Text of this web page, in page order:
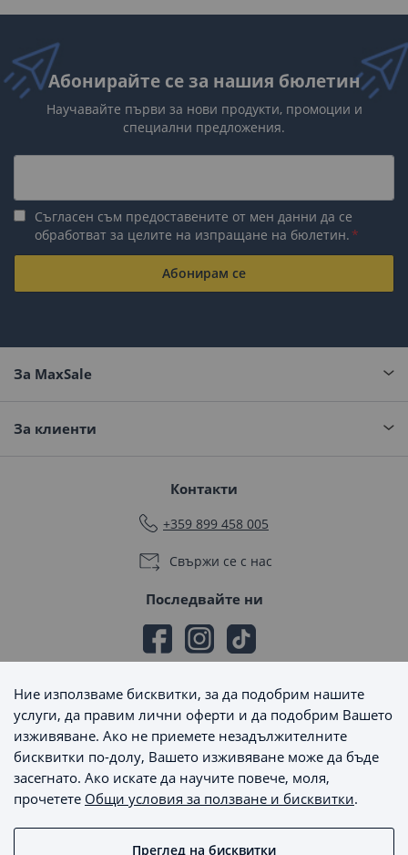
Абонирайте се за нашия бюлетин
Научавайте първи за нови продукти, промоции и
специални предложения.
Съгласен съм предоставените от мен данни да се
обработват за целите на изпращане на бюлетин.
Абонирам се
За MaxSale
За клиенти
Контакти
+359 899 458 005
Свържи се с нас
Последвайте ни
Начини на плащане
Начини на доставка
Ние използваме бисквитки, за да подобрим нашите
услуги, да правим лични оферти и да подобрим Вашето
изживяване. Ако не приемете незадължителните
бисквитки по-долу, Вашето изживяване може да бъде
засегнато. Ако искате да научите повече, моля,
прочетете Общи условия за ползване и бисквитки.
Преглед на бисквитки